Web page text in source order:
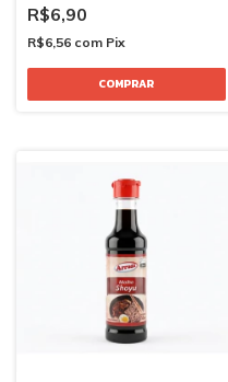
R$6,90
R$6,56 com Pix